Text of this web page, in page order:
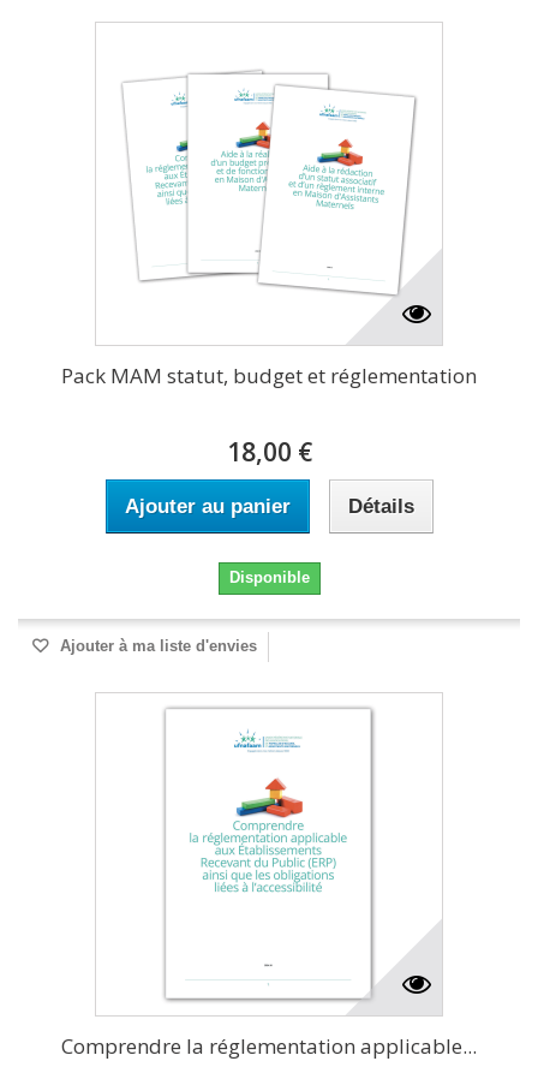
Pack MAM statut, budget et réglementation
18,00 €
Ajouter au panier Détails
Disponible
Ajouter à ma liste d'envies
Comprendre la réglementation applicable...